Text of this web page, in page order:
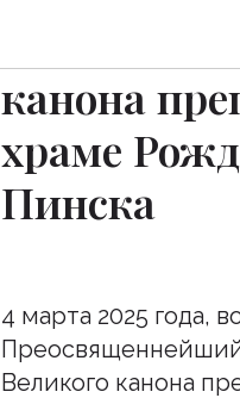
Великое
канона
храме
Пинска
4 марта 2025 года,
Великого канона